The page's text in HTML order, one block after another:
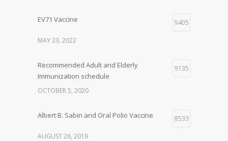
EV71 Vaccine 9405
MAY 23, 2022
Recommended Adult and Elderly
Immunization schedule
9135
OCTOBER 5, 2020
Albert B. Sabin and Oral Polio Vaccine 8533
AUGUST 26, 2019